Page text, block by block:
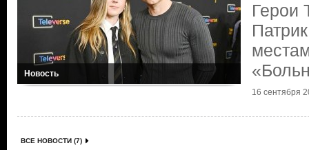
Новость
Герои
16 сентября
ВСЕ НОВОСТИ (7)